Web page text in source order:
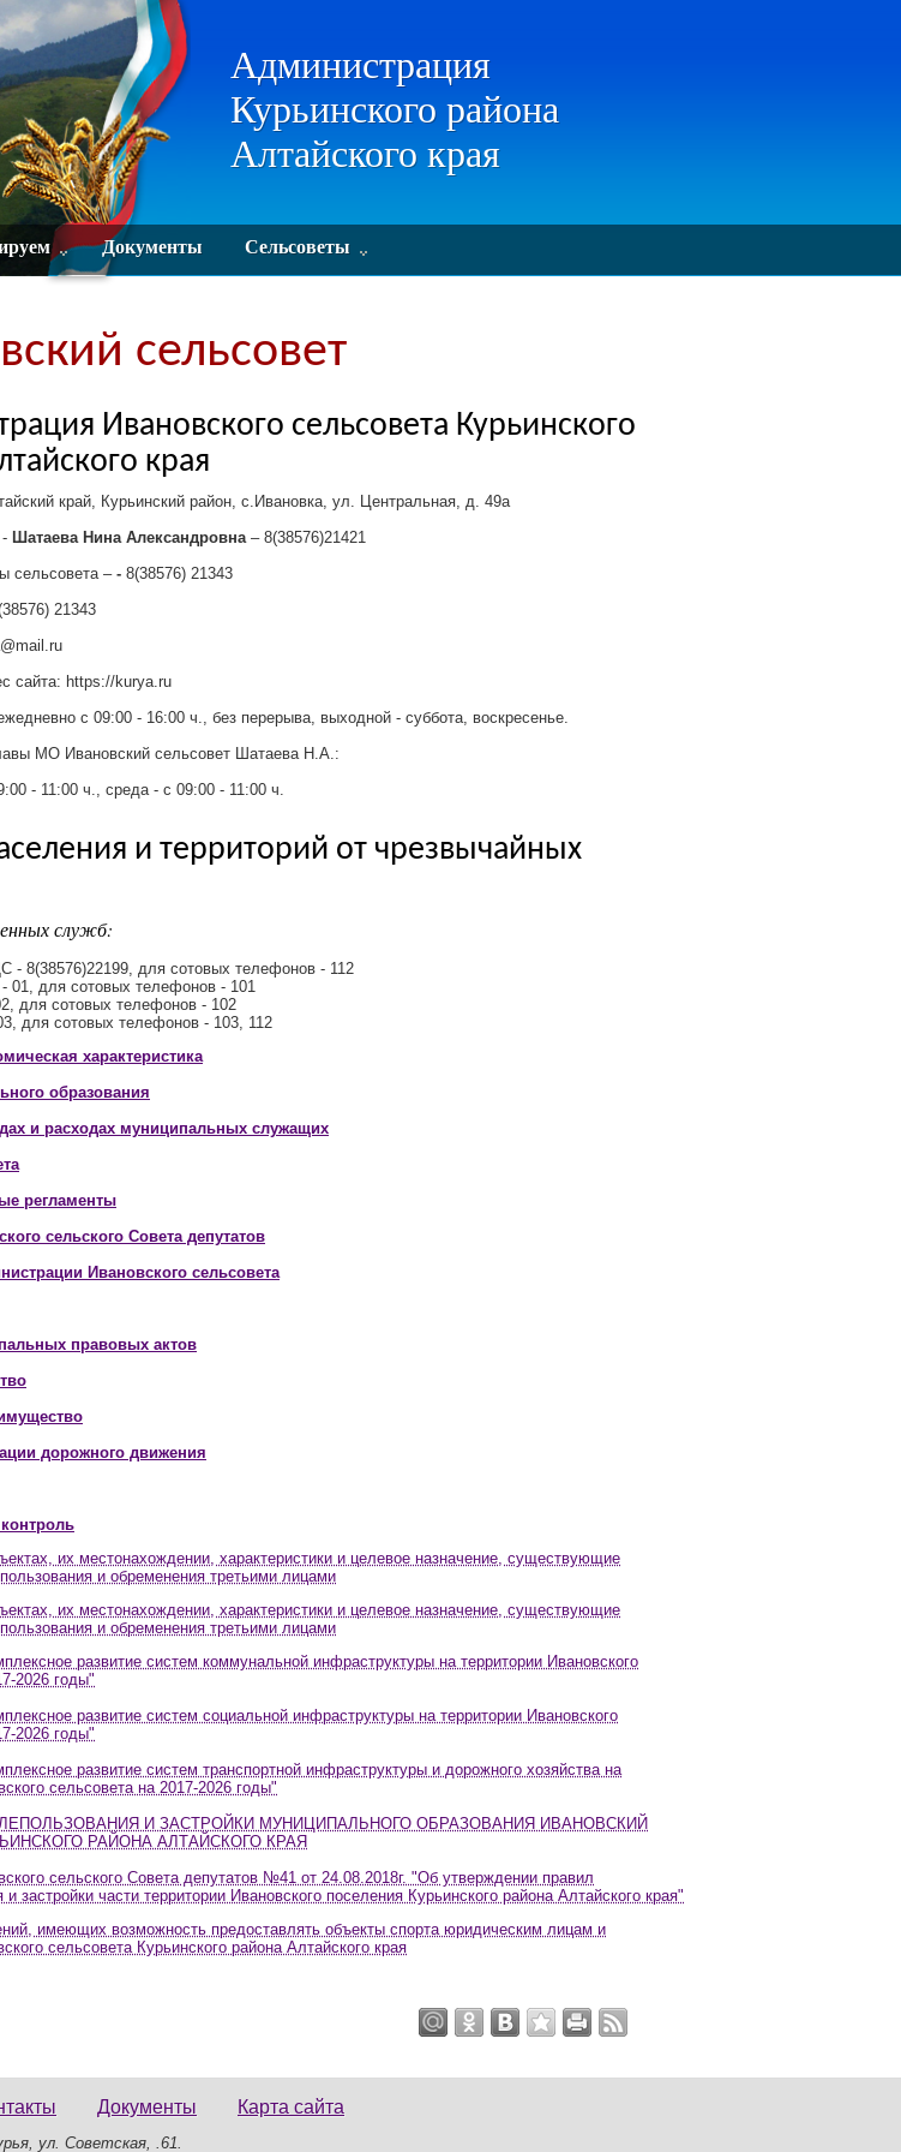
Администрация
Курьинского района
Алтайского края
Документы Сельсоветы
сельсовет
Ивановского сельсовета Курьинского
края
край, Курьинский район, с.Ивановка, ул. Центральная, д. 49а
Шатаева Нина Александровна– 8(38576)21421
сельсовета –- 8(38576) 21343
21343
сайта: https://kurya.ru
с 09:00 - 16:00 ч., без перерыва, выходной - суббота, воскресенье.
МО Ивановский сельсовет Шатаева Н.А.:
- 11:00 ч., среда - с 09:00 - 11:00 ч.
и территорий от чрезвычайных
служб:
- 8(38576)22199, для сотовых телефонов - 112
01, для сотовых телефонов - 101
для сотовых телефонов - 102
для сотовых телефонов - 103, 112
характеристика
образования
и расходах муниципальных служащих
регламенты
сельского Совета депутатов
Ивановского сельсовета
правовых актов
дорожного движения
их местонахождении, характеристики и целевое назначение, существующие
и обременения третьими лицами
их местонахождении, характеристики и целевое назначение, существующие
и обременения третьими лицами
развитие систем коммунальной инфраструктуры на территории Ивановского
2026 годы"
развитие систем социальной инфраструктуры на территории Ивановского
2026 годы"
развитие систем транспортной инфраструктуры и дорожного хозяйства на
сельсовета на 2017-2026 годы"
И ЗАСТРОЙКИ МУНИЦИПАЛЬНОГО ОБРАЗОВАНИЯ ИВАНОВСКИЙ
РАЙОНА АЛТАЙСКОГО КРАЯ
сельского Совета депутатов №41 от 24.08.2018г. "Об утверждении правил
застройки части территории Ивановского поселения Курьинского района Алтайского края"
имеющих возможность предоставлять объекты спорта юридическим лицам и
сельсовета Курьинского района Алтайского края
Документы Карта сайта
ул. Советская, .61.